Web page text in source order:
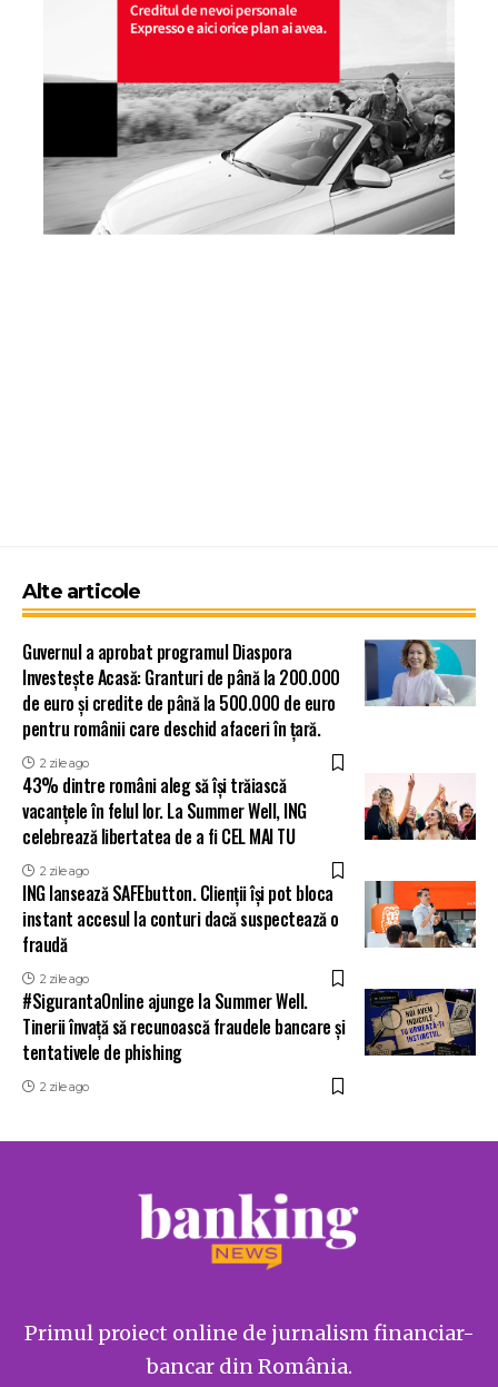
Alte articole
Guvernul a aprobat programul Diaspora
Investește Acasă: Granturi de până la 200.000
de euro și credite de până la 500.000 de euro
pentru românii care deschid afaceri în țară.
2 zile ago
43% dintre români aleg să își trăiască
vacanțele în felul lor. La Summer Well, ING
celebrează libertatea de a fi CEL MAI TU
2 zile ago
ING lansează SAFEbutton. Clienții își pot bloca
instant accesul la conturi dacă suspectează o
fraudă
2 zile ago
#SigurantaOnline ajunge la Summer Well.
Tinerii învață să recunoască fraudele bancare și
tentativele de phishing
2 zile ago
Primul proiect online de jurnalism financiar-
bancar din România.